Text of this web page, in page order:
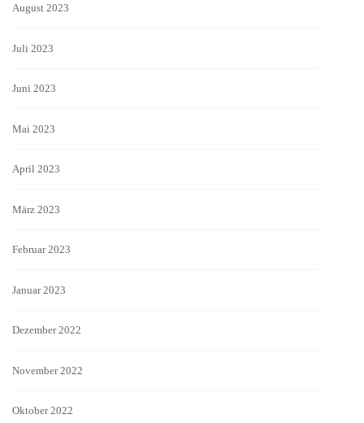
August 2023
Juli 2023
Juni 2023
Mai 2023
April 2023
März 2023
Februar 2023
Januar 2023
Dezember 2022
November 2022
Oktober 2022